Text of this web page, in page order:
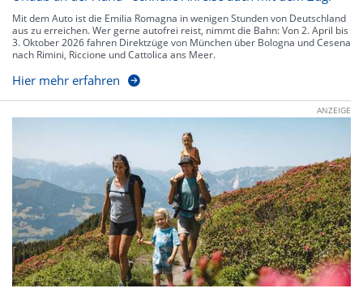
Mit dem Auto ist die Emilia Romagna in wenigen Stunden von Deutschland
aus zu erreichen. Wer gerne autofrei reist, nimmt die Bahn: Von 2. April bis
3. Oktober 2026 fahren Direktzüge von München über Bologna und Cesena
nach Rimini, Riccione und Cattolica ans Meer.
Hier mehr erfahren
ANZEIGE